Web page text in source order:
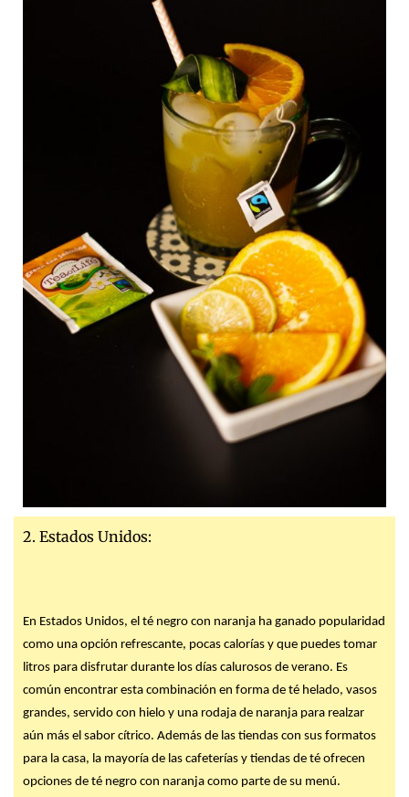
2. Estados Unidos:
En Estados Unidos, el té negro con naranja ha ganado popularidad
como una opción refrescante, pocas calorías y que puedes tomar
litros para disfrutar durante los días calurosos de verano. Es
común encontrar esta combinación en forma de té helado, vasos
grandes, servido con hielo y una rodaja de naranja para realzar
aún más el sabor cítrico. Además de las tiendas con sus formatos
para la casa, la mayoría de las cafeterías y tiendas de té ofrecen
opciones de té negro con naranja como parte de su menú.